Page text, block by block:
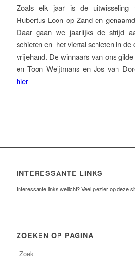
Zoals elk jaar is de uitwisseling
Hubertus Loon op Zand en
Daar gaan we jaarlijks de strijd
schieten en het viertal schieten in de
vrijehand. De winnaars van ons
en Toon Weijtmans en Jos van
hier
INTERESSANTE LINKS
Interessante links wellicht? Veel plezier op deze
ZOEKEN OP PAGINA